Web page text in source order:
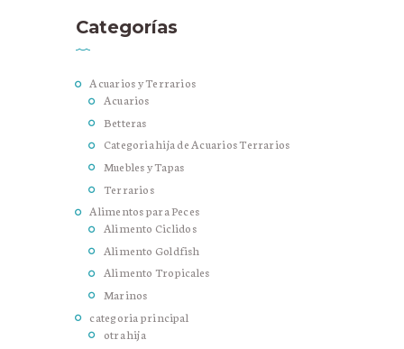
Categorías
Acuarios y Terrarios
Acuarios
Betteras
Categoria hija de Acuarios Terrarios
Muebles y Tapas
Terrarios
Alimentos para Peces
Alimento Ciclidos
Alimento Goldfish
Alimento Tropicales
Marinos
categoria principal
otra hija